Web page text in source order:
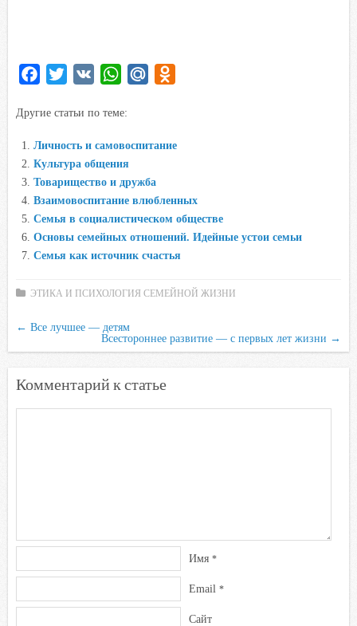
c
b
o
o
k
i
e
r
W
a
A
p
p
R
u
a
s
s
n
Другие статьи по теме:
Личность и самовоспитание
Культура общения
Товарищество и дружба
Взаимовоспитание влюбленных
Семья в социалистическом обществе
Основы семейных отношений. Идейные устои семьи
Семья как источник счастья
ЭТИКА И ПСИХОЛОГИЯ СЕМЕЙНОЙ ЖИЗНИ
← Все лучшее — детям
Всестороннее развитие — с первых лет жизни →
Комментарий к статье
Имя *
Email *
Сайт